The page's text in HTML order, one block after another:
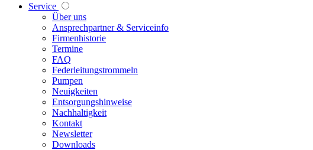
Service
Über uns
Ansprechpartner & Serviceinfo
Firmenhistorie
Termine
FAQ
Federleitungstrommeln
Pumpen
Neuigkeiten
Entsorgungshinweise
Nachhaltigkeit
Kontakt
Newsletter
Downloads